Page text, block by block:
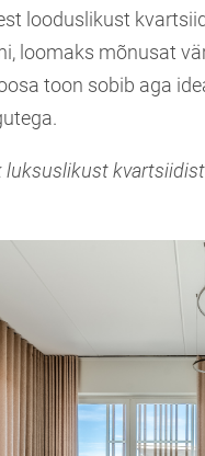
looduslikust
loomaks mõnusat
toon sobib aga
luksuslikust